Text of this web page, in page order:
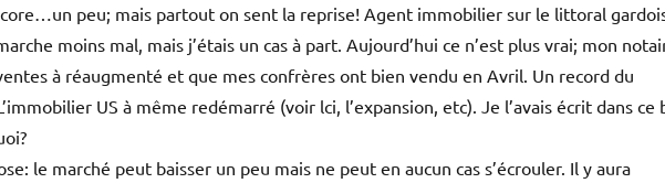
peu; mais partout on sent la reprise! Agent immobilier sur le littoral
moins mal, mais j’étais un cas à part. Aujourd’hui ce n’est plus vrai; mon
à réaugmenté et que mes confrères ont bien vendu en Avril. Un record du
US à même redémarré (voir lci, l’expansion, etc). Je l’avais écrit dans ce
le marché peut baisser un peu mais ne peut en aucun cas s’écrouler. Il y aura